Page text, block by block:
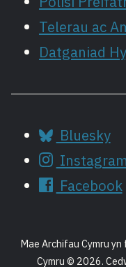
Telerau ac
Datganiad
Bluesky
Facebook
Mae Archifau Cymru
Cymru © 2026.